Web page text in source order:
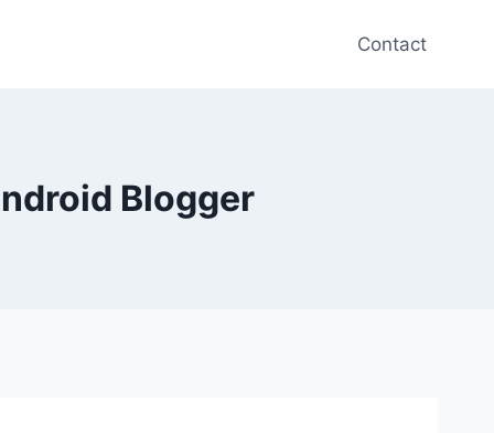
Contact
Blogger